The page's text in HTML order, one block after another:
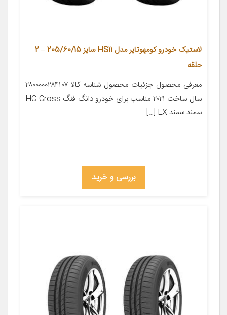
لاستیک خودرو کومهوتایر مدل HS11 سایز 205/60/15 – 2
حلقه
معرفی محصول جزئیات محصول شناسه کالا ۲۸۰۰۰۰۰۲۸۴۱۰۷
سال ساخت ۲۰۲۱ مناسب برای خودرو دانگ فنگ HC Cross
سمند سمند LX […]
بررسی و خرید